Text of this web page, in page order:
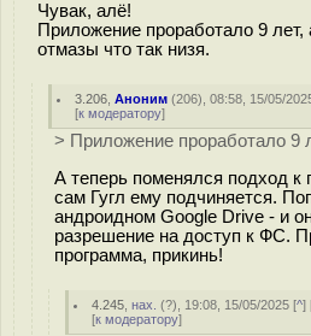
Чувак, алё!
Приложение проработало 9 лет,
отмазы что так низя.
3.206 ,Аноним (206), 08:58, 15/05/
[к модератору]
> Приложение проработало 9
А теперь поменялся подход
сам Гугл ему подчиняется.
андроидном Google Drive - и
разрешение на доступ к ФС.
программа, прикинь!
4.245 ,нах. (?), 19:08, 15/05/2025 [^]
[к модератору]